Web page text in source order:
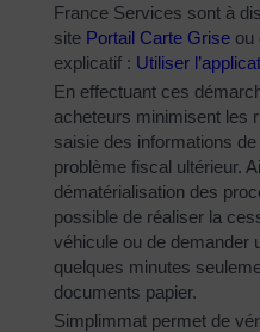
France Services sont à
site Portail Carte Grise ou
explicatif : Utiliser
En effectuant ces
acheteurs minimisent les
saisie des informations
problème fiscal ultérieur.
dématérialisation des
possible de réaliser la
véhicule ou de demander
quelques minutes
documents papier.
Simplimmat permet de